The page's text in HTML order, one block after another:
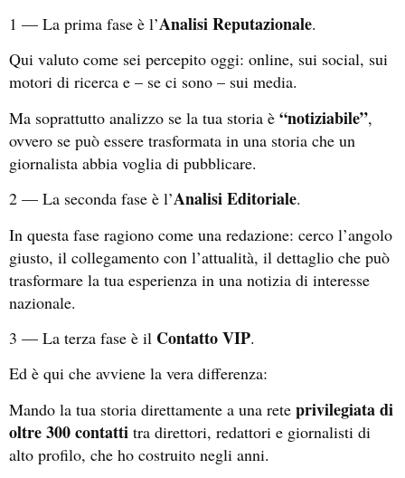
1 — La prima fase è l’Analisi Reputazionale.
Qui valuto come sei percepito oggi: online, sui social, sui
motori di ricerca e – se ci sono – sui media.
Ma soprattutto analizzo se la tua storia è “notiziabile”,
ovvero se può essere trasformata in una storia che un
giornalista abbia voglia di pubblicare.
2 — La seconda fase è l’Analisi Editoriale.
In questa fase ragiono come una redazione: cerco l’angolo
giusto, il collegamento con l’attualità, il dettaglio che può
trasformare la tua esperienza in una notizia di interesse
nazionale.
3 — La terza fase è il Contatto VIP.
Ed è qui che avviene la vera differenza:
Mando la tua storia direttamente a una rete privilegiata di
oltre 300 contatti tra direttori, redattori e giornalisti di
alto profilo, che ho costruito negli anni.